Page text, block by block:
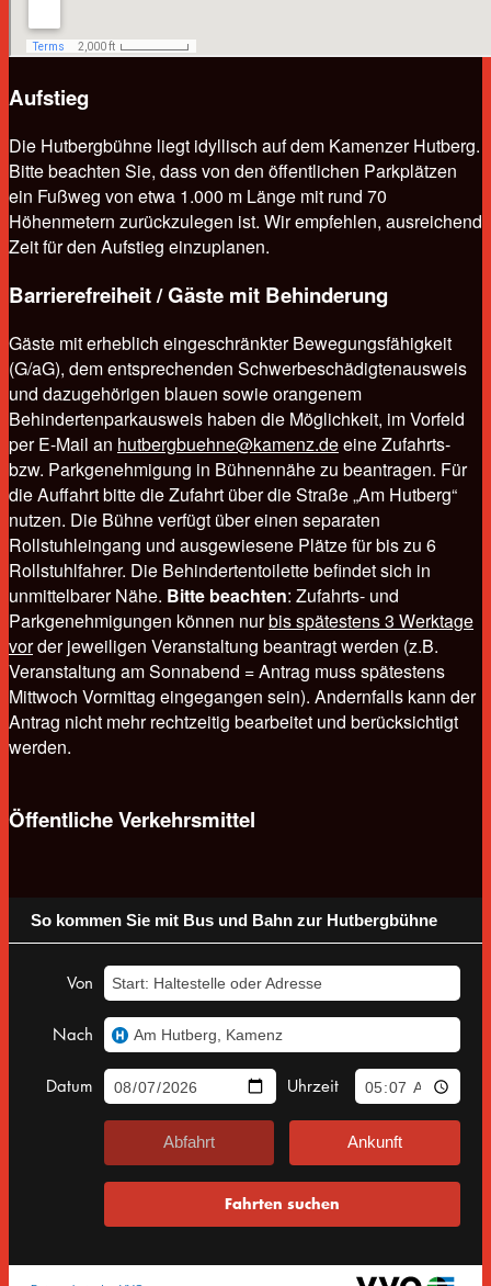
Aufstieg
Die Hutbergbühne liegt idyllisch auf dem Kamenzer Hutberg.
Bitte beachten Sie, dass von den öffentlichen Parkplätzen
ein Fußweg von etwa 1.000 m Länge mit rund 70
Höhenmetern zurückzulegen ist. Wir empfehlen, ausreichend
Zeit für den Aufstieg einzuplanen.
Barrierefreiheit / Gäste mit Behinderung
Gäste mit erheblich eingeschränkter Bewegungsfähigkeit
(G/aG), dem entsprechenden Schwerbeschädigtenausweis
und dazugehörigen blauen sowie orangenem
Behindertenparkausweis haben die Möglichkeit, im Vorfeld
per E-Mail an hutbergbuehne@kamenz.deeine Zufahrts-
bzw. Parkgenehmigung in Bühnennähe zu beantragen. Für
die Auffahrt bitte die Zufahrt über die Straße „Am Hutberg“
nutzen. Die Bühne verfügt über einen separaten
Rollstuhleingang und ausgewiesene Plätze für bis zu 6
Rollstuhlfahrer. Die Behindertentoilette befindet sich in
unmittelbarer Nähe. Bitte beachten: Zufahrts- und
Parkgenehmigungen können nurbis spätestens 3 Werktage
vorder jeweiligen Veranstaltung beantragt werden (z.B.
Veranstaltung am Sonnabend = Antrag muss spätestens
Mittwoch Vormittag eingegangen sein). Andernfalls kann der
Antrag nicht mehr rechtzeitig bearbeitet und berücksichtigt
werden.
Öffentliche Verkehrsmittel